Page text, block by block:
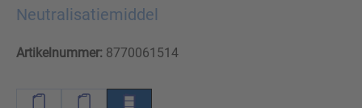
Neutralisatiemiddel
Artikelnummer: 8770061514